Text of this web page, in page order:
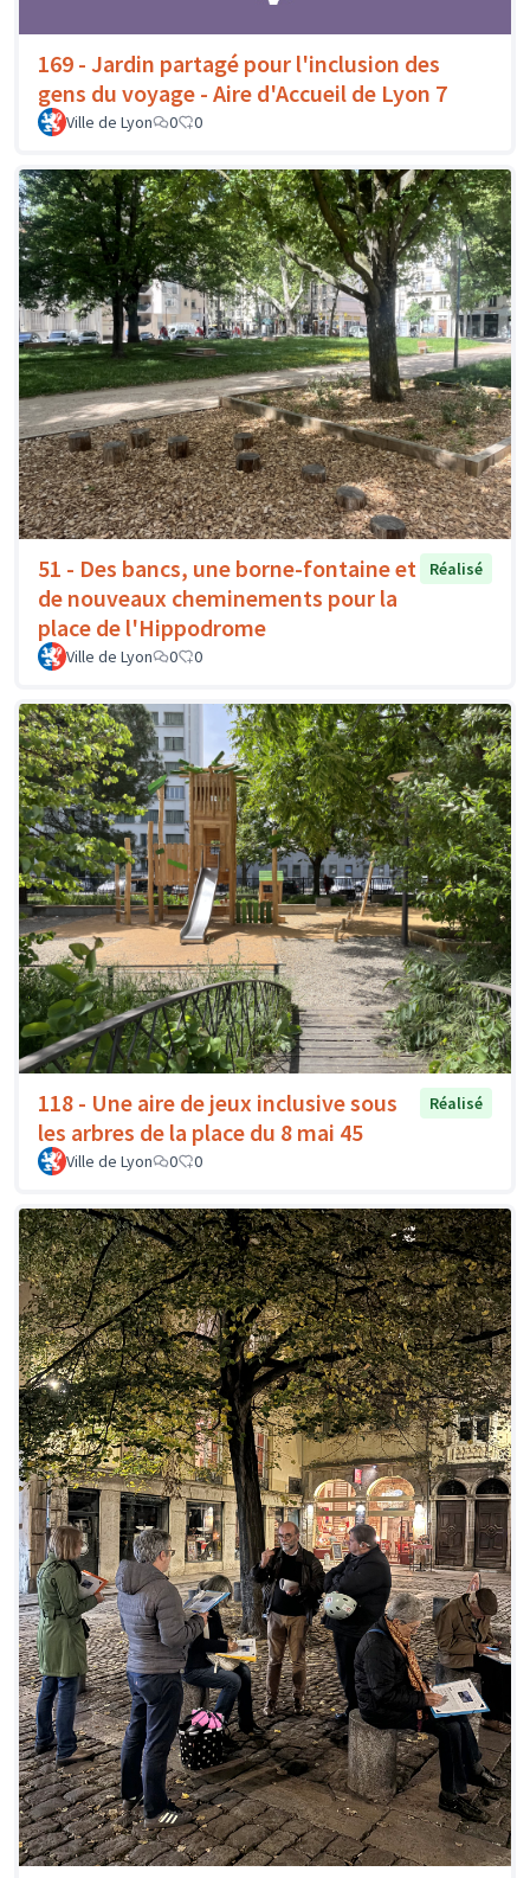
169 - Jardin partagé pour l'inclusion des
gens du voyage - Aire d'Accueil de Lyon 7
Ville de Lyon 0 0
51 - Des bancs, une borne-fontaine et
de nouveaux cheminements pour la
place de l'Hippodrome
Réalisé
Ville de Lyon 0 0
118 - Une aire de jeux inclusive sous
les arbres de la place du 8 mai 45
Réalisé
Ville de Lyon 0 0